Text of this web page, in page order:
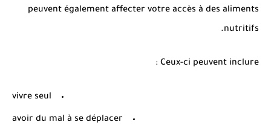
peuvent également affecter votre accès à des aliments
nutritifs.
Ceux-ci peuvent inclure :
vivre seul
avoir du mal à se déplacer